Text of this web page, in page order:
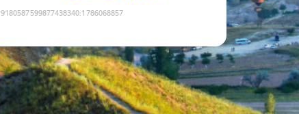
9180587599877438340:1786068857